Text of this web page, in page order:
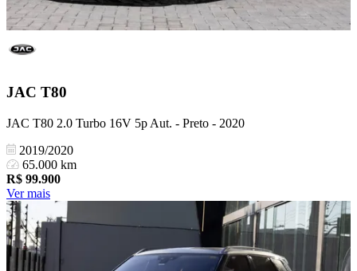
JAC T80
JAC T80 2.0 Turbo 16V 5p Aut. - Preto - 2020
2019/2020
65.000 km
R$ 99.900
Ver mais